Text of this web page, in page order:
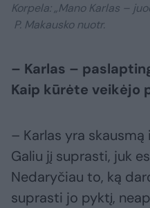
Korpela: „Mano Karlas –
P. Makausko nuotr.
– Karlas –
Kaip kūrėte veikėjo
– Karlas yra
Galiu jį suprasti, juk
Nedaryčiau to, ką
suprasti jo pyktį,